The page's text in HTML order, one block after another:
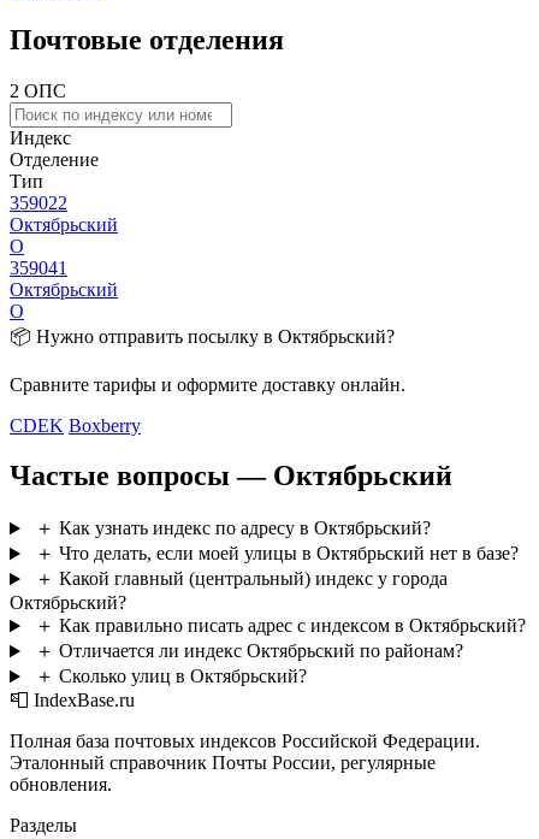
Почтовые отделения
2 ОПС
Индекс
Отделение
Тип
359022
Октябрьский
О
359041
Октябрьский
О
📦 Нужно отправить посылку в Октябрьский?
Сравните тарифы и оформите доставку онлайн.
CDEK Boxberry
Частые вопросы — Октябрьский
＋ Как узнать индекс по адресу в Октябрьский?
＋ Что делать, если моей улицы в Октябрьский нет в базе?
＋ Какой главный (центральный) индекс у города
Октябрьский?
＋ Как правильно писать адрес с индексом в Октябрьский?
＋ Отличается ли индекс Октябрьский по районам?
＋ Сколько улиц в Октябрьский?
📮 IndexBase.ru
Полная база почтовых индексов Российской Федерации.
Эталонный справочник Почты России, регулярные
обновления.
Разделы